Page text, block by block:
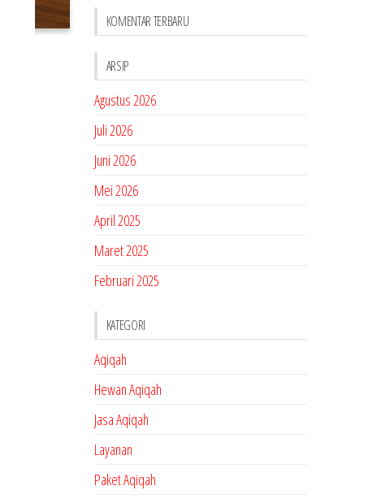
KOMENTAR TERBARU
ARSIP
Agustus 2026
Juli 2026
Juni 2026
Mei 2026
April 2025
Maret 2025
Februari 2025
KATEGORI
Aqiqah
Hewan Aqiqah
Jasa Aqiqah
Layanan
Paket Aqiqah